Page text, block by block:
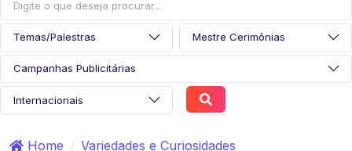
Home
Variedades e Curiosidades